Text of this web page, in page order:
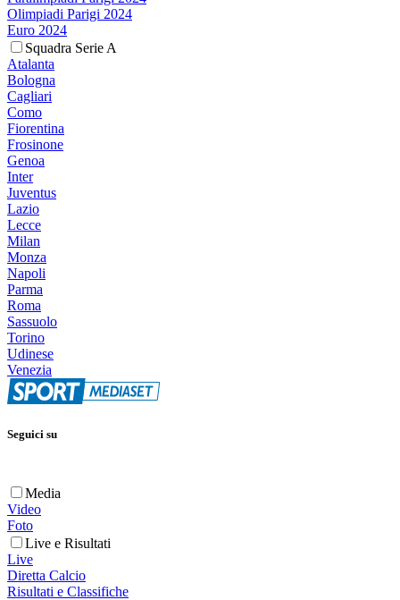
Olimpiadi Parigi 2024
Euro 2024
Squadra Serie A
Atalanta
Bologna
Cagliari
Como
Fiorentina
Frosinone
Genoa
Inter
Juventus
Lazio
Lecce
Milan
Monza
Napoli
Parma
Roma
Sassuolo
Torino
Udinese
Venezia
Seguici su
Media
Video
Foto
Live e Risultati
Live
Diretta Calcio
Risultati e Classifiche